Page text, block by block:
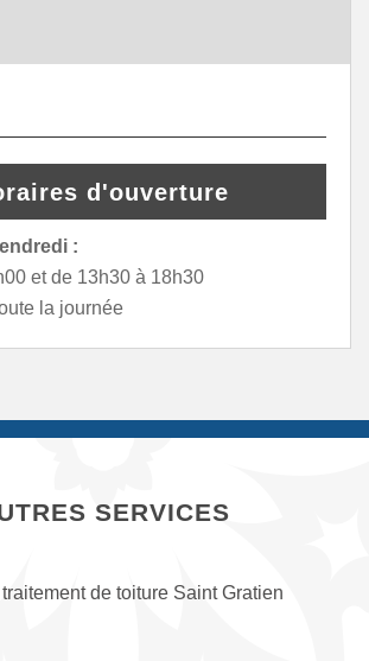
d'ouverture
:
et de 13h30 à 18h30
la journée
SERVICES
de toiture Saint Gratien